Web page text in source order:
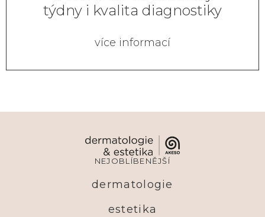
týdny i kvalita diagnostiky
více informací
NEJOBLÍBENĚJŠÍ
dermatologie
estetika